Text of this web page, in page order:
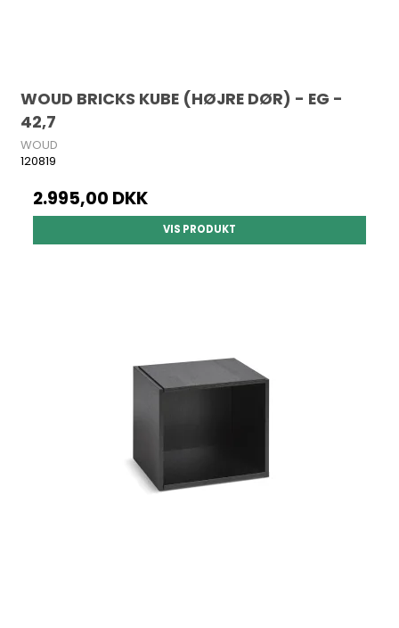
WOUD BRICKS KUBE (HØJRE DØR) - EG -
42,7
WOUD
120819
2.995,00 DKK
VIS PRODUKT